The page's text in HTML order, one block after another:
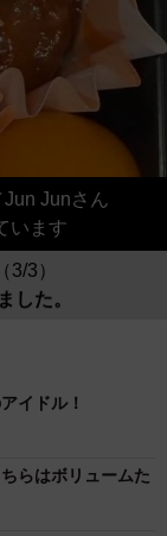
Junさん
います
3）
した。
イドル！
らはボリュームた